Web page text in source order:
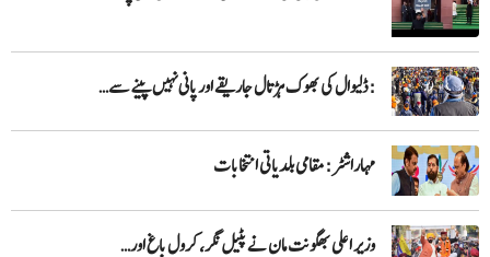
:ڈلیوال کی بھوک ہڑتال جاریقے اور پانی نہیں پینے سے…
مہاراشٹر: مقامی بلدیاتی انتخابات
وزیر اعلی بھگونت مان نے پٹیل نگر، کرول باغ اور…